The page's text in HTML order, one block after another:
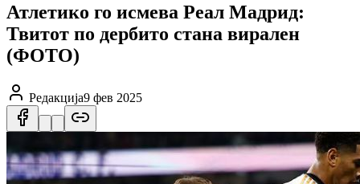
Атлетико го исмева Реал Мадрид:
Твитот по дербито стана вирален
(ФОТО)
Редакција9 фев 2025